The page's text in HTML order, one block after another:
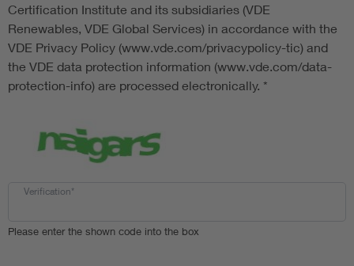
Certification Institute and its subsidiaries (VDE
Renewables, VDE Global Services) in accordance with the
VDE Privacy Policy (www.vde.com/privacypolicy-tic) and
the VDE data protection information (www.vde.com/data-
protection-info) are processed electronically. *
Verification*
Please enter the shown code into the box